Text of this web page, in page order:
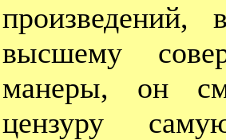
произведений,
высшему
манеры, он
цензуру